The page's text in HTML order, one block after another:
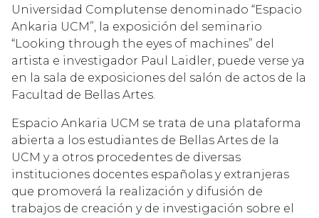
Universidad Complutense denominado “Espacio
Ankaria UCM”, la exposición del seminario
“Looking through the eyes of machines” del
artista e investigador Paul Laidler, puede verse ya
en la sala de exposiciones del salón de actos de la
Facultad de Bellas Artes.
Espacio Ankaria UCM se trata de una plataforma
abierta a los estudiantes de Bellas Artes de la
UCM y a otros procedentes de diversas
instituciones docentes españolas y extranjeras
que promoverá la realización y difusión de
trabajos de creación y de investigación sobre el